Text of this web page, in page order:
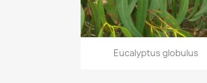
Vista rápida
Eucalyptus globulus